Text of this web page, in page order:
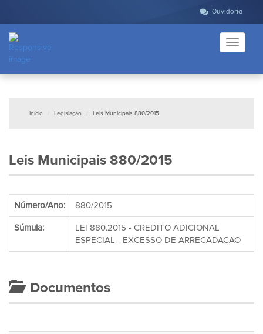
Ouvidoria
Toggle
Início Legislação Leis Municipais 880/2015
Leis Municipais 880/2015
Número/Ano: 880/2015
Súmula:
LEI 880.2015 - CREDITO ADICIONAL
ESPECIAL - EXCESSO DE ARRECADACAO
Documentos